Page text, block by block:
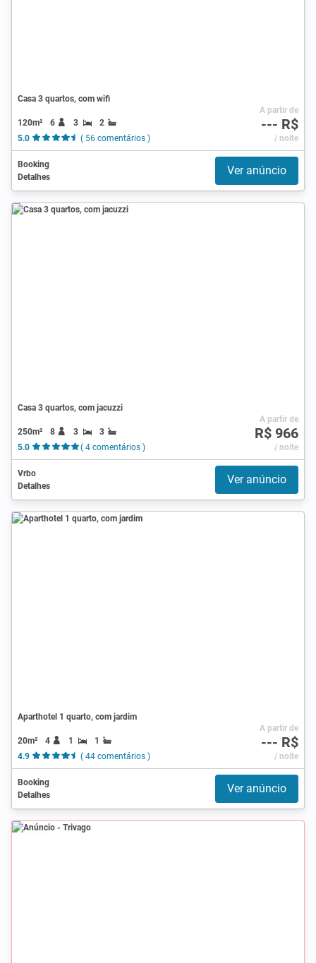
Casa 3 quartos, com wifi
120m² 6 3
2
5.0
( 56 comentários )
A partir de
--- R$
/ noite
Booking
Detalhes
Ver anúncio
Casa 3 quartos, com jacuzzi
250m² 8 3
3
5.0
( 4 comentários )
A partir de
R$ 966
/ noite
Vrbo
Detalhes
Ver anúncio
Aparthotel 1 quarto, com jardim
20m² 4 1
1
4.9
( 44 comentários )
A partir de
--- R$
/ noite
Booking
Detalhes
Ver anúncio
Anúncio